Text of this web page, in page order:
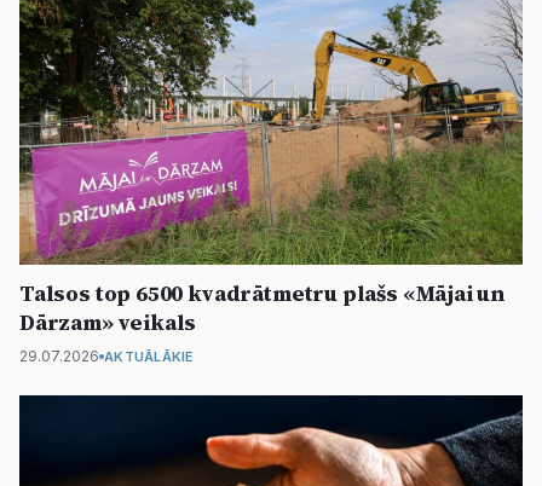
Talsos top 6500 kvadrātmetru plašs «Mājai un
Dārzam» veikals
29.07.2026 AKTUĀLĀKIE